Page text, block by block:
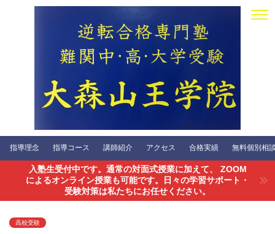
指導理念 指導コース 講師紹介 アクセス 合格実績 無料個別相
入塾生受付中です。通常の対面式授業に加えて、 ZOOM
によるオンライン授業も可能です。日々の学習サポート・
受験対策は私たちにお任せください。
高校受験